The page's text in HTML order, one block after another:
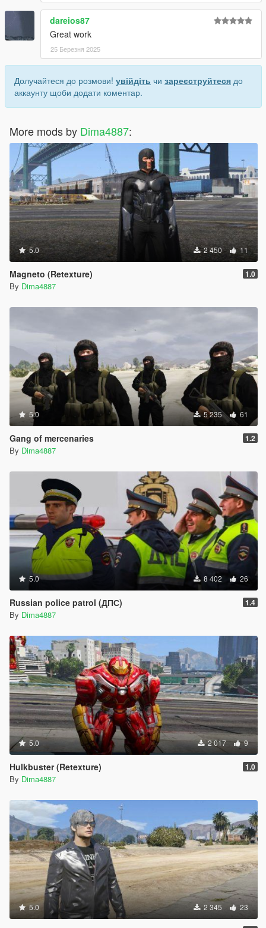
dareios87
Great work
25 Березня 2025
Долучайтеся до розмови! увійдіть чи зареєструйтеся до
аккаунту щоби додати коментар.
More mods by Dima4887:
5.0 2 450 11
Magneto (Retexture) 1.0
By Dima4887
5.0 5 235 61
Gang of mercenaries 1.2
By Dima4887
5.0 8 402 26
Russian police patrol (ДПС) 1.4
By Dima4887
5.0 2 017 9
Hulkbuster (Retexture) 1.0
By Dima4887
5.0 2 345 23